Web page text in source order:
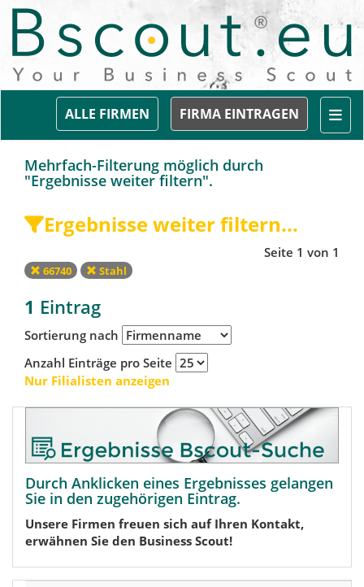
FIRMA EINTRAGEN
ALLE FIRMEN
Mehrfach-Filterung möglich durch
"Ergebnisse weiter filtern".
Ergebnisse weiter filtern...
Seite 1 von 1
66740 Stahl
1 Eintrag
Sortierung nach
Anzahl Einträge pro Seite
Nur Filialisten anzeigen
Durch Anklicken eines Ergebnisses gelangen
Sie in den zugehörigen Eintrag.
Unsere Firmen freuen sich auf Ihren Kontakt,
erwähnen Sie den Business Scout!